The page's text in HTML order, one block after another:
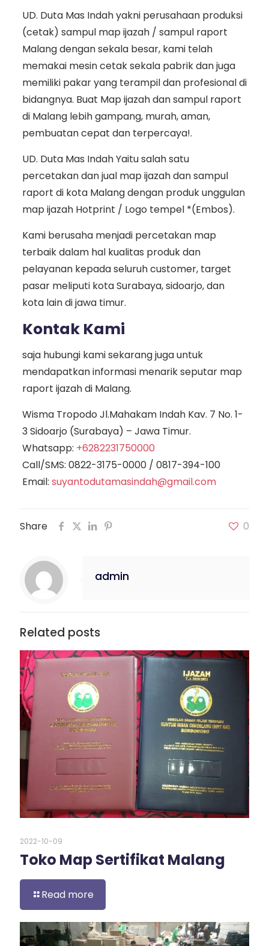
UD. Duta Mas Indah yakni perusahaan produksi
(cetak) sampul map ijazah / sampul raport
Malang dengan sekala besar, kami telah
memakai mesin cetak sekala pabrik dan juga
memiliki pakar yang terampil dan profesional di
bidangnya. Buat Map ijazah dan sampul raport
di Malang lebih gampang, murah, aman,
pembuatan cepat dan terpercaya!.
UD. Duta Mas Indah Yaitu salah satu
percetakan dan jual map ijazah dan sampul
raport di kota Malang dengan produk unggulan
map ijazah Hotprint / Logo tempel *(Embos).
Kami berusaha menjadi percetakan map
terbaik dalam hal kualitas produk dan
pelayanan kepada seluruh customer, target
pasar meliputi kota Surabaya, sidoarjo, dan
kota lain di jawa timur.
Kontak Kami
saja hubungi kami sekarang juga untuk
mendapatkan informasi menarik seputar map
raport ijazah di Malang.
Wisma Tropodo Jl.Mahakam Indah Kav. 7 No. 1-
3 Sidoarjo (Surabaya) – Jawa Timur.
Whatsapp: +6282231750000
Call/SMS: 0822-3175-0000/ 0817-394-100
Email: suyantodutamasindah@gmail.com
Share 0
admin
Related posts
2022-10-09
Toko Map Sertifikat Malang
Read more